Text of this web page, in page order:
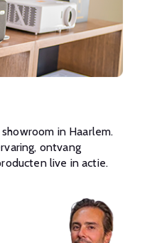
in Haarlem.
ontvang
live in actie.